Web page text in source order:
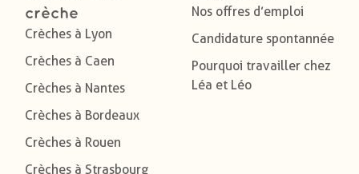
crèche
Crèches à Lyon
Crèches à Caen
Crèches à Nantes
Crèches à Bordeaux
Crèches à Rouen
Crèches à Strasbourg
Nos offres d’emploi
Candidature spontannée
Pourquoi travailler chez
Léa et Léo